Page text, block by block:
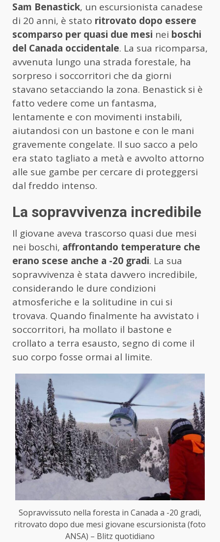
Sam Benastick, un escursionista canadese
di 20 anni, è stato ritrovato dopo essere
scomparso per quasi due mesi nei boschi
del Canada occidentale. La sua ricomparsa,
avvenuta lungo una strada forestale, ha
sorpreso i soccorritori che da giorni
stavano setacciando la zona. Benastick si è
fatto vedere come un fantasma,
lentamente e con movimenti instabili,
aiutandosi con un bastone e con le mani
gravemente congelate. Il suo sacco a pelo
era stato tagliato a metà e avvolto attorno
alle sue gambe per cercare di proteggersi
dal freddo intenso.
La sopravvivenza incredibile
Il giovane aveva trascorso quasi due mesi
nei boschi, affrontando temperature che
erano scese anche a -20 gradi. La sua
sopravvivenza è stata davvero incredibile,
considerando le dure condizioni
atmosferiche e la solitudine in cui si
trovava. Quando finalmente ha avvistato i
soccorritori, ha mollato il bastone e
crollato a terra esausto, segno di come il
suo corpo fosse ormai al limite.
Sopravvissuto nella foresta in Canada a -20 gradi,
ritrovato dopo due mesi giovane escursionista (foto
ANSA) – Blitz quotidiano